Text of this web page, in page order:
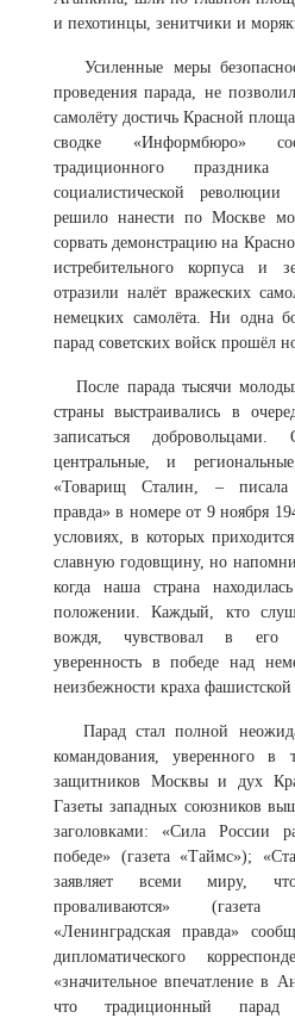
и пехотинцы, зенитчики и
Усиленные меры
проведения парада, не
самолёту достичь Красной
сводке «Информбюро»
традиционного праздника
социалистической революции
решило нанести по Москве
сорвать демонстрацию на
истребительного корпуса
отразили налёт вражеских
немецких самолёта. Ни одна
парад советских войск прошёл
После парада тысячи
страны выстраивались в
записаться
центральные, и
«Товарищ Сталин, – писала
правда» в номере от 9 ноября
условиях, в которых
славную годовщину, но
когда наша страна
положении. Каждый, кто
вождя, чувствовал в его
уверенность в победе над
неизбежности краха
Парад стал полной
командования, уверенного в
защитников Москвы и дух
Газеты западных союзников
заголовками: «Сила России
победе» (газета «Таймс»);
заявляет всеми миру,
проваливаются»
«Ленинградская правда»
дипломатического
«значительное впечатление в
что традиционный